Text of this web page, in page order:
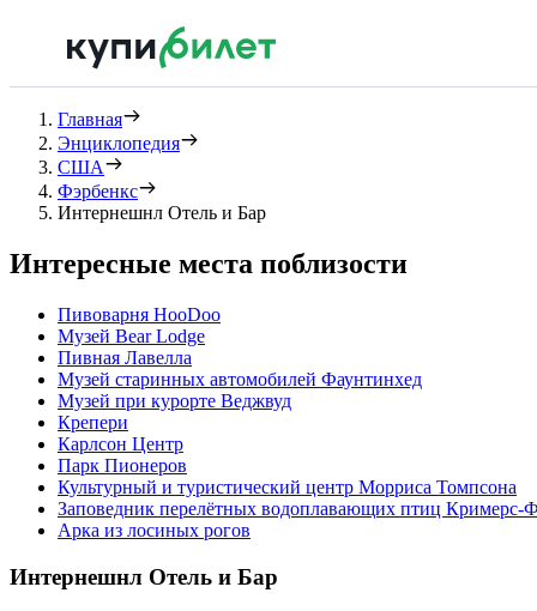
Главная
Энциклопедия
США
Фэрбенкс
Интернешнл Отель и Бар
Интересные места поблизости
Пивоварня HooDoo
Музей Bear Lodge
Пивная Лавелла
Музей старинных автомобилей Фаунтинхед
Музей при курорте Веджвуд
Крепери
Карлсон Центр
Парк Пионеров
Культурный и туристический центр Морриса Томпсона
Заповедник перелётных водоплавающих птиц Кримерс-
Арка из лосиных рогов
Интернешнл Отель и Бар